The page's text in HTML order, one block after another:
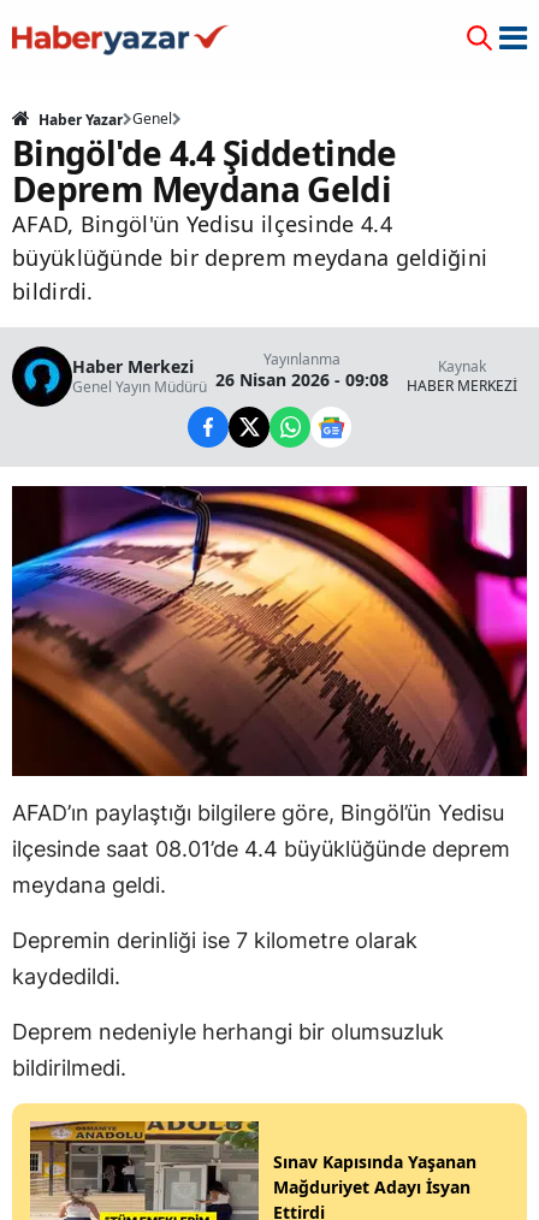
Haber Yazar Genel
Bingöl'de 4.4 Şiddetinde
Deprem Meydana Geldi
AFAD, Bingöl'ün Yedisu ilçesinde 4.4
büyüklüğünde bir deprem meydana geldiğini
bildirdi.
Haber Merkezi
Genel Yayın Müdürü
Yayınlanma
26 Nisan 2026 - 09:08
Kaynak
HABER MERKEZİ
AFAD’ın paylaştığı bilgilere göre, Bingöl’ün Yedisu
ilçesinde saat 08.01’de 4.4 büyüklüğünde deprem
meydana geldi.
Depremin derinliği ise 7 kilometre olarak
kaydedildi.
Deprem nedeniyle herhangi bir olumsuzluk
bildirilmedi.
Sınav Kapısında Yaşanan
Mağduriyet Adayı İsyan
Ettirdi